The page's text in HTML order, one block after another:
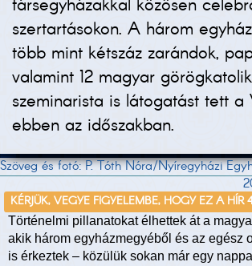
társegyházakkal közösen
szertartásokon. A három
több mint kétszáz zarándok,
valamint 12 magyar
szeminarista is látogatást tett a
ebben az időszakban.
Szöveg és fotó: P. Tóth Nóra/Nyíregyházi
KÉRJÜK, VEGYE FIGYELEMBE, HOGY EZ A HÍR
Történelmi pillanatokat élhettek át a
akik három egyházmegyéből és az egész
is érkeztek – közülük sokan már egy